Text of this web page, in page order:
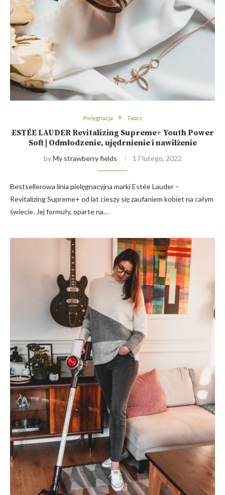
Pielęgnacja Twarz
ESTÉE LAUDER Revitalizing Supreme+ Youth Power
Soft | Odmłodzenie, ujędrnienie i nawilżenie
byMy strawberry fields 17 lutego, 2022
Bestsellerowa linia pielęgnacyjna marki Estée Lauder –
Revitalizing Supreme+ od lat cieszy się zaufaniem kobiet na całym
świecie. Jej formuły, oparte na…